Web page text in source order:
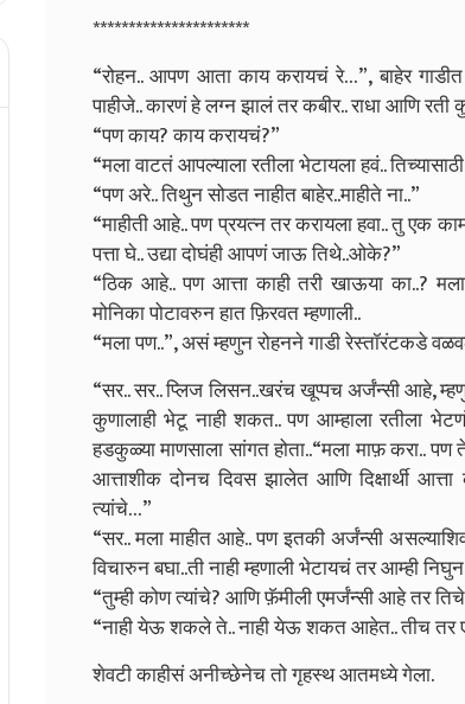
**********************
“रोहन.. आपण आता काय करायचं रे…”, बाहेर गाडीत
पाहीजे.. कारणं हे लग्न झालं तर कबीर.. राधा आणि रती
“पण काय? काय करायचं?”
“मला वाटतं आपल्याला रतीला भेटायला हवं..
“पण अरे.. तिथुन सोडत नाहीत बाहेर..माहीते ना..”
“माहीती आहे.. पण प्रयत्न तर करायला हवा.. तु एक
पत्ता घे.. उद्या दोघंही आपणं जाऊ तिथे..ओके?”
“ठिक आहे.. पण आत्ता काही तरी खाऊया का..?
मोनिका पोटावरुन हात फ़िरवत म्हणाली..
“मला पण..”, असं म्हणुन रोहनने गाडी रेस्तॉरंटकडे
“सर.. सर.. प्लिज लिसन..खरंच खूप्पच अर्जंन्सी आहे,
कुणालाही भेटू नाही शकत.. पण आम्हाला रतीला
हडकुळ्या माणसाला सांगत होता..“मला माफ़ करा.. पण
आत्ताशीक दोनच दिवस झालेत आणि दिक्षार्थी
त्यांचे…”
“सर.. मला माहीत आहे.. पण इतकी अर्जंन्सी
विचारुन बघा..ती नाही म्हणाली भेटायचं तर आम्ही
“तुम्ही कोण त्यांचे? आणि फ़ॅमीली एमर्जंन्सी आहे तर
“नाही येऊ शकले ते.. नाही येऊ शकत आहेत.. तीच तर
शेवटी काहीसं अनीच्छेनेच तो गृहस्थ आतमध्ये गेला.